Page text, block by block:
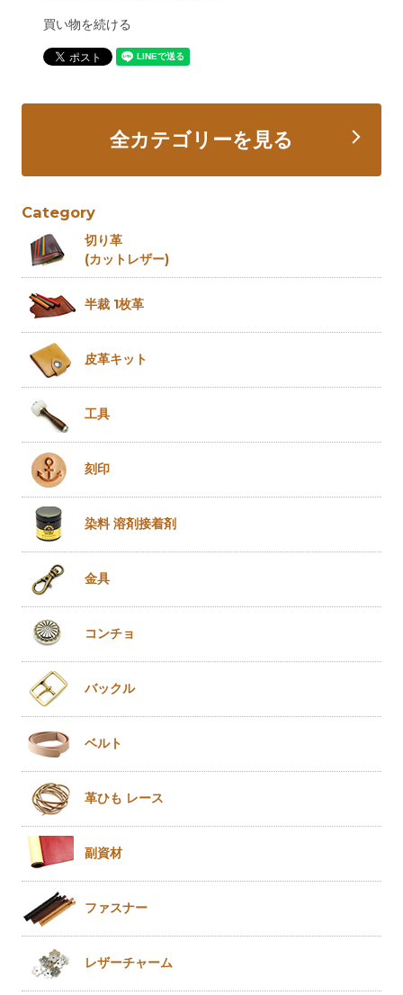
買い物を続ける
全カテゴリーを見る
Category
切り革
(カットレザー)
半裁 1枚革
皮革キット
工具
刻印
染料 溶剤接着剤
金具
コンチョ
バックル
ベルト
革ひも レース
副資材
ファスナー
レザーチャーム